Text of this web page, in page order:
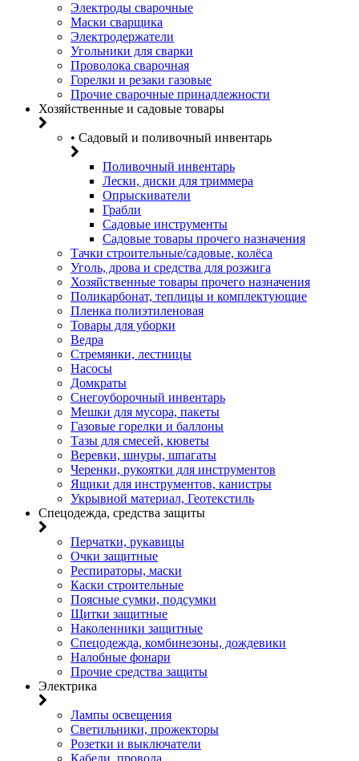
Электроды сварочные
Маски сварщика
Электродержатели
Угольники для сварки
Проволока сварочная
Горелки и резаки газовые
Прочие сварочные принадлежности
Хозяйственные и садовые товары
• Садовый и поливочный инвентарь
Поливочный инвентарь
Лески, диски для триммера
Опрыскиватели
Грабли
Садовые инструменты
Садовые товары прочего назначения
Тачки строительные/садовые, колёса
Уголь, дрова и средства для розжига
Хозяйственные товары прочего назначения
Поликарбонат, теплицы и комплектующие
Пленка полиэтиленовая
Товары для уборки
Ведра
Стремянки, лестницы
Насосы
Домкраты
Снегоуборочный инвентарь
Мешки для мусора, пакеты
Газовые горелки и баллоны
Тазы для смесей, кюветы
Веревки, шнуры, шпагаты
Черенки, рукоятки для инструментов
Ящики для инструментов, канистры
Укрывной материал, Геотекстиль
Спецодежда, средства защиты
Перчатки, рукавицы
Очки защитные
Респираторы, маски
Каски строительные
Поясные сумки, подсумки
Щитки защитные
Наколенники защитные
Спецодежда, комбинезоны, дождевики
Налобные фонари
Прочие средства защиты
Электрика
Лампы освещения
Светильники, прожекторы
Розетки и выключатели
Кабели, провода